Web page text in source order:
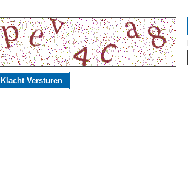
Klacht Versturen